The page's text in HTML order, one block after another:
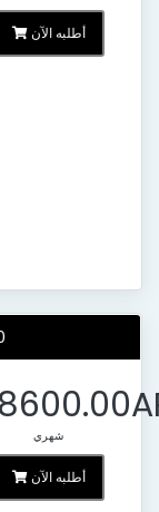
أطلبه الآن
شهري
أطلبه الآن